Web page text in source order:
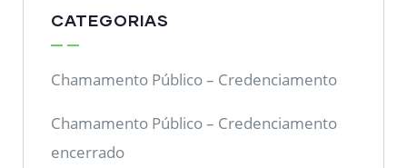
CATEGORIAS
Chamamento Público – Credenciamento
Chamamento Público – Credenciamento
encerrado